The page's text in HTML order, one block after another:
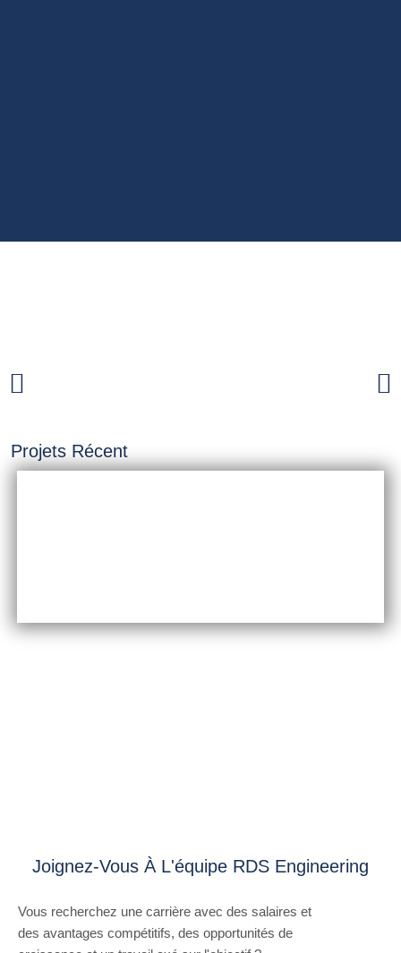
Projets Récent
Joignez-Vous À L'équipe RDS Engineering
Vous recherchez une carrière avec des salaires et
des avantages compétitifs, des opportunités de